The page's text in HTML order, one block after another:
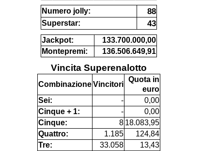
Numero jolly: 88
Superstar: 43
Jackpot:
133.700.000,00
Montepremi:
136.506.649,91
Vincita Superenalotto
CombinazioneVincitori
Quota in
euro
Sei:
-
0,00
Cinque + 1:
-
0,00
Cinque:
8 18.083,95
Quattro:
1.185
124,84
Tre:
33.058
13,43